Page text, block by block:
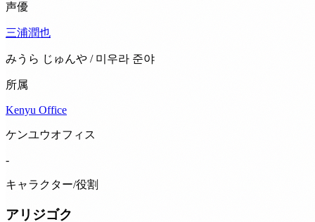
声優
三浦潤也
みうら じゅんや / 미우라 준야
所属
Kenyu Office
ケンユウオフィス
-
キャラクター/役割
アリジゴク